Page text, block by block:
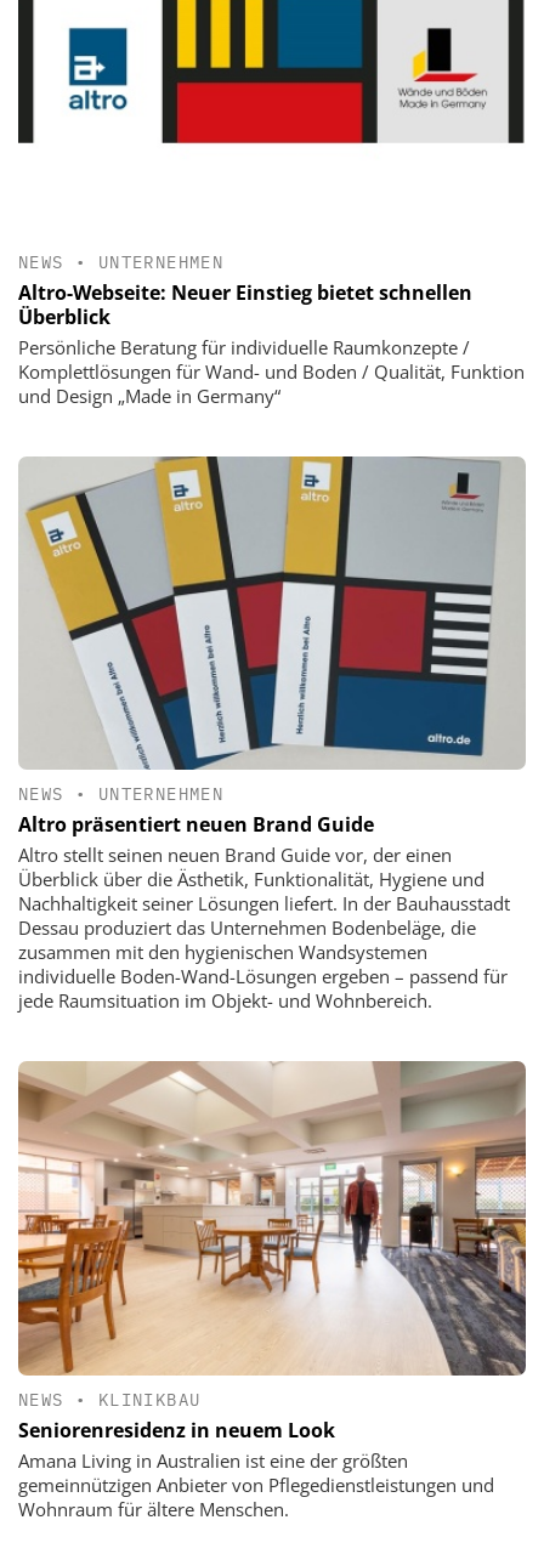
NEWS • UNTERNEHMEN
Altro-Webseite: Neuer Einstieg bietet schnellen
Überblick
Persönliche Beratung für individuelle Raumkonzepte /
Komplettlösungen für Wand- und Boden / Qualität, Funktion
und Design „Made in Germany“
NEWS • UNTERNEHMEN
Altro präsentiert neuen Brand Guide
Altro stellt seinen neuen Brand Guide vor, der einen
Überblick über die Ästhetik, Funktionalität, Hygiene und
Nachhaltigkeit seiner Lösungen liefert. In der Bauhausstadt
Dessau produziert das Unternehmen Bodenbeläge, die
zusammen mit den hygienischen Wandsystemen
individuelle Boden-Wand-Lösungen ergeben – passend für
jede Raumsituation im Objekt- und Wohnbereich.
NEWS • KLINIKBAU
Seniorenresidenz in neuem Look
Amana Living in Australien ist eine der größten
gemeinnützigen Anbieter von Pflegedienstleistungen und
Wohnraum für ältere Menschen.